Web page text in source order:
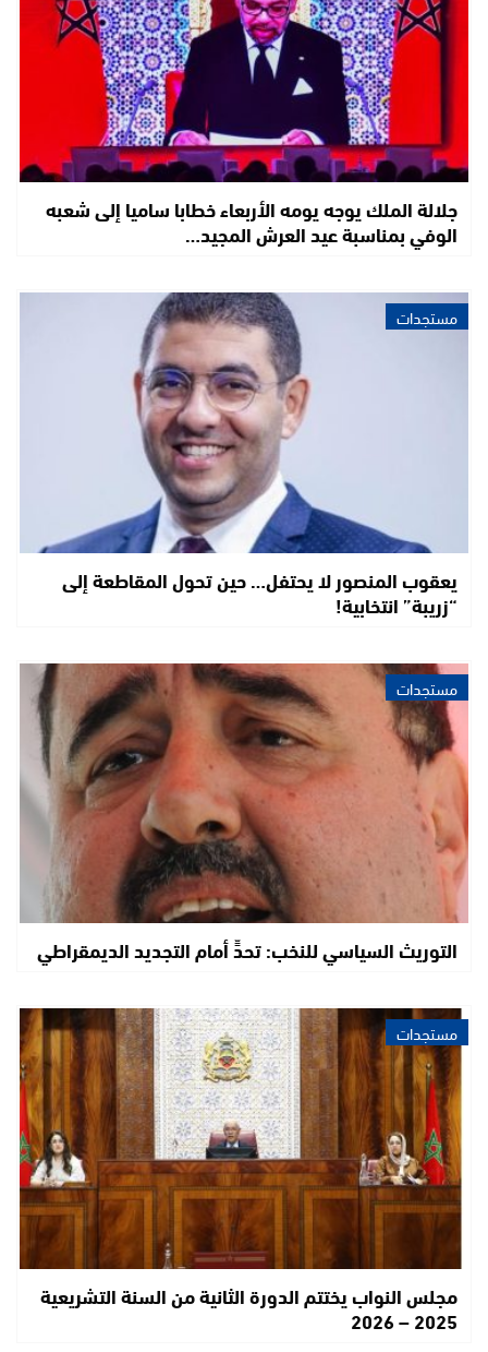
جلالة الملك يوجه يومه الأربعاء خطابا ساميا إلى شعبه
الوفي بمناسبة عيد العرش المجيد…
مستجدات
يعقوب المنصور لا يحتفل… حين تحول المقاطعة إلى
“زريبة” انتخابية!
مستجدات
التوريث السياسي للنخب: تحدٍّ أمام التجديد الديمقراطي
مستجدات
مجلس النواب يختتم الدورة الثانية من السنة التشريعية
2025 – 2026